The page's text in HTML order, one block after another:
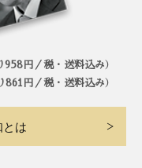
円／税・送料込み）
円／税・送料込み）
は